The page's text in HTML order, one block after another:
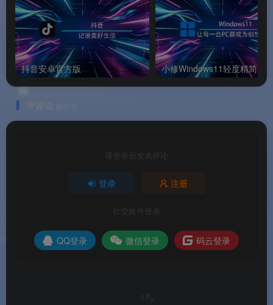
取，输入关键词即时返回搜索结果，无需建立任何
索引。支持通配符和正则表达式进行复杂查询。也
支持搜索 Google Drive 路径中的文件。
📄文件内容全文检索：直接搜索 Word 文档、
PDF、Excel、PowerPoint、文本文件中的内容，
预览窗口高亮显示匹配关键词，无需逐一打开文件
查看。
SharePoint，以及 Google Drive 路径（从 4.8.5 版
文件类型筛选：预设 Office 文件、图片、音
：按创建日期、修改日期、访问日期
抖音安卓官方版 小修Windows11轻度精简版
💬评论
请登录后发表评论
登录 注册
社交账号登录
QQ登录 微信登录 码云登录